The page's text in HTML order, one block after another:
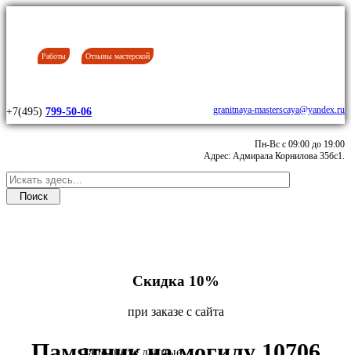
Работы Отзывы мастерской
+7(495) 799-50-06 granitnaya-masterscaya@yandex.ru
Пн-Вс с 09:00 до 19:00
Адрес: Адмирала Корнилова 35бс1.
Скидка 10%
при заказе с сайта
Заполните данные